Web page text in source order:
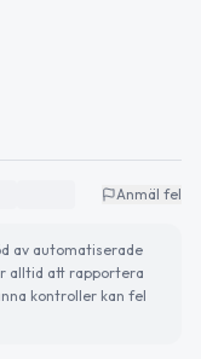
Anmäl fel
av automatiserade
alltid att rapportera
kontroller kan fel